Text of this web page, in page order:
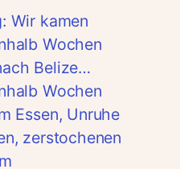
Wir kamen
Wochen
Belize…
Wochen
Essen, Unruhe
zerstochenen